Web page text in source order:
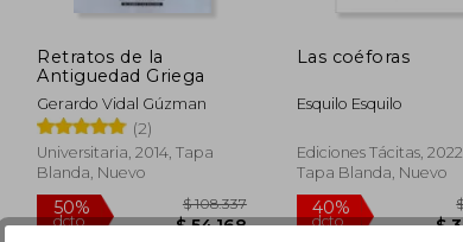
Retratos de la
Antiguedad Griega
Gerardo Vidal Gúzman
(2)
Universitaria, 2014, Tapa
Blanda, Nuevo
Las coéforas
Esquilo Esquilo
Ediciones Tácitas, 2022,
Tapa Blanda, Nuevo